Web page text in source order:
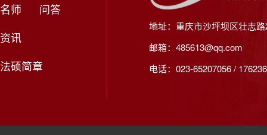
名师
问答
资讯
法硕简章
地址：重庆市沙坪坝区壮志
邮箱：485613@qq.com
电话：023-65207056 /